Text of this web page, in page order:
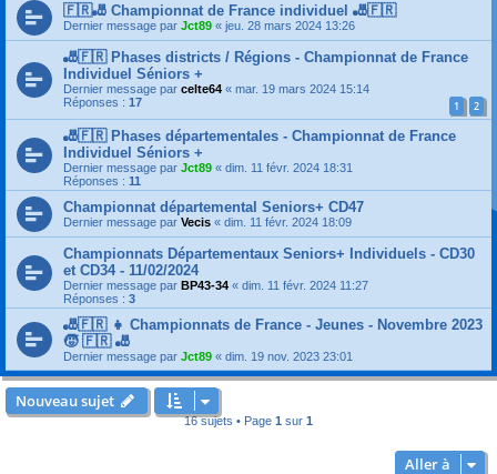
🇫🇷🎳 Championnat de France individuel 🎳🇫🇷
Dernier message par Jct89 « jeu. 28 mars 2024 13:26
🎳🇫🇷 Phases districts / Régions - Championnat de France
Individuel Séniors +
Dernier message par celte64 « mar. 19 mars 2024 15:14
Réponses : 17 1 2
🎳🇫🇷 Phases départementales - Championnat de France
Individuel Séniors +
Dernier message par Jct89 « dim. 11 févr. 2024 18:31
Réponses : 11
Championnat départemental Seniors+ CD47
Dernier message par Vecis « dim. 11 févr. 2024 18:09
Championnats Départementaux Seniors+ Individuels - CD30
et CD34 - 11/02/2024
Dernier message par BP43-34 « dim. 11 févr. 2024 11:27
Réponses : 3
🎳🇫🇷 👧 Championnats de France - Jeunes - Novembre 2023
🧒 🇫🇷 🎳
Dernier message par Jct89 « dim. 19 nov. 2023 23:01
Nouveau sujet
16 sujets • Page 1 sur 1
Aller à